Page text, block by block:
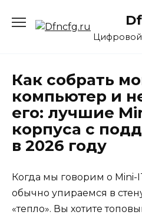
содержанию
Цифровой
Как собрать
компьютер и
его: лучшие
корпуса с
в 2026 году
Когда мы говорим о Mini-
обычно упираемся в
«тепло». Вы хотите